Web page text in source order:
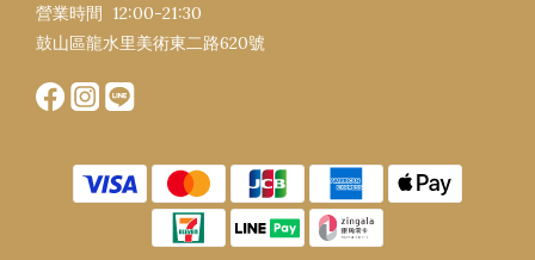
營業時間 12:00-21:30​
鼓山區龍水里美術東二路620號